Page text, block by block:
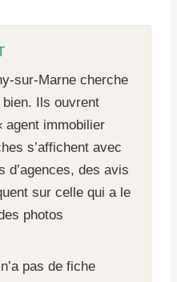
sur-Marne cherche
Ils ouvrent
agent immobilier
s’affichent avec
d’agences, des avis
sur celle qui a le
photos
pas de fiche